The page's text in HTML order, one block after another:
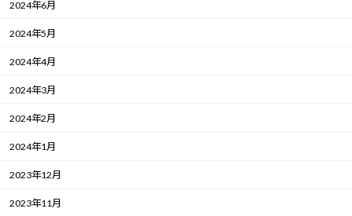
2024年6月
2024年5月
2024年4月
2024年3月
2024年2月
2024年1月
2023年12月
2023年11月